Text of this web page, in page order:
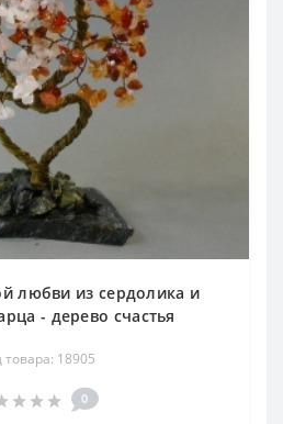
любви из сердолика и
- дерево счастья
товара: 18905
0